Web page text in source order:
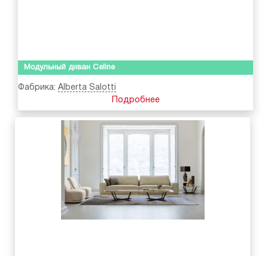
Модульный диван Celine
Фабрика: Alberta Salotti
Подробнее